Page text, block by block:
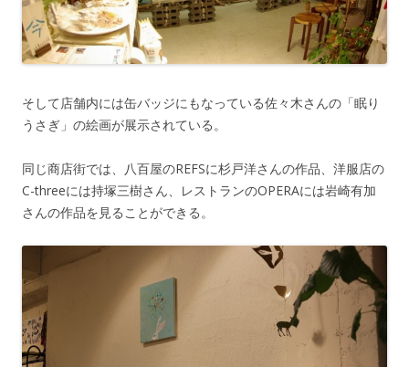
そして店舗内には缶バッジにもなっている佐々木さんの「眠り
うさぎ」の絵画が展示されている。
同じ商店街では、八百屋のREFSに杉戸洋さんの作品、洋服店の
C-threeには持塚三樹さん、レストランのOPERAには岩崎有加
さんの作品を見ることができる。